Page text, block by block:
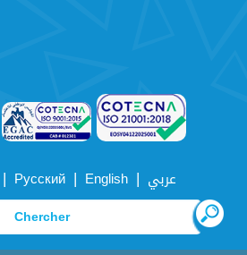
| Русский | English | عربي